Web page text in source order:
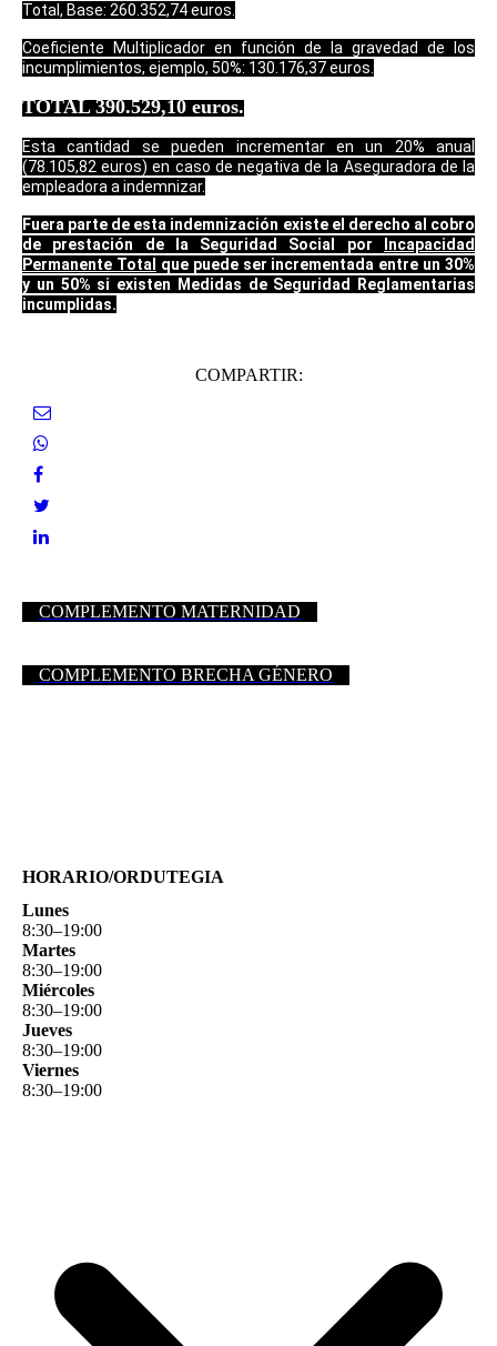
Total, Base: 260.352,74euros.
Coeficiente Multiplicador en función de la gravedad de los
incumplimientos, ejemplo, 50%: 130.176,37 euros.
TOTAL 390.529,10 euros.
Esta cantidad se pueden incrementar en un 20% anual
(78.105,82 euros) en caso de negativa de la Aseguradora de la
empleadora a indemnizar.
Fuera parte de esta indemnización existe el derecho al cobro
de prestación de la Seguridad Social por
Incapacidad
Permanente Total que puede ser incrementada entre un 30%
y un 50% si existen Medidas de Seguridad Reglamentarias
incumplidas.
COMPARTIR:
COMPLEMENTO MATERNIDAD
COMPLEMENTO BRECHA GÉNERO
HORARIO/ORDUTEGIA
Lunes
8:30–19:00
Martes
8:30–19:00
Miércoles
8:30–19:00
Jueves
8:30–19:00
Viernes
8:30–19:00